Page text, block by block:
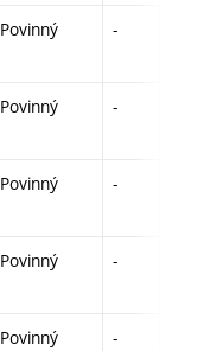
Povinný -
Povinný -
Povinný -
Povinný -
Povinný -